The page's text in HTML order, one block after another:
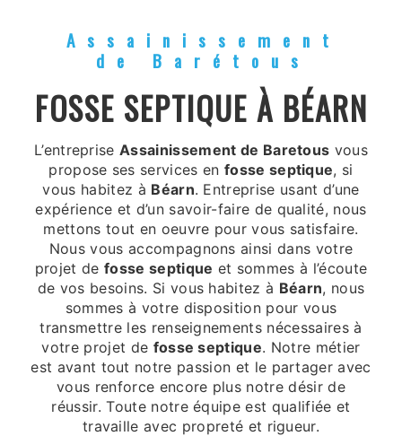
Assainissement
de Barétous
FOSSE SEPTIQUE À BÉARN
L’entrepriseAssainissement de Baretous vous
propose ses services en fosse septique, si
vous habitez à Béarn. Entreprise usant d’une
expérience et d’un savoir-faire de qualité, nous
mettons tout en oeuvre pour vous satisfaire.
Nous vous accompagnons ainsi dans votre
projet de fosse septique et sommes à l’écoute
de vos besoins. Si vous habitez à Béarn, nous
sommes à votre disposition pour vous
transmettre les renseignements nécessaires à
votre projet de fosse septique. Notre métier
est avant tout notre passion et le partager avec
vous renforce encore plus notre désir de
réussir. Toute notre équipe est qualifiée et
travaille avec propreté et rigueur.